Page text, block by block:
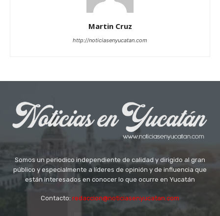
Martin Cruz
http://noticiasenyucatan.com
Somos un periodico independiente de calidad y dirigido al gran
público y especialmente a líderes de opinión y de influencia que
están interesados en conocer lo que ocurre en Yucatán
Contacto: redaccion@noticiasenyucatan.com